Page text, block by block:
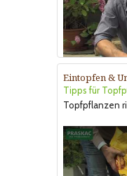
Eintopfen &
Tipps für
Topfpflanzen